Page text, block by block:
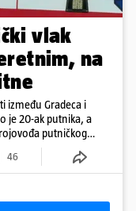
vlak
na
između Gradeca i
je 20-ak putnika, a
putničkog
46